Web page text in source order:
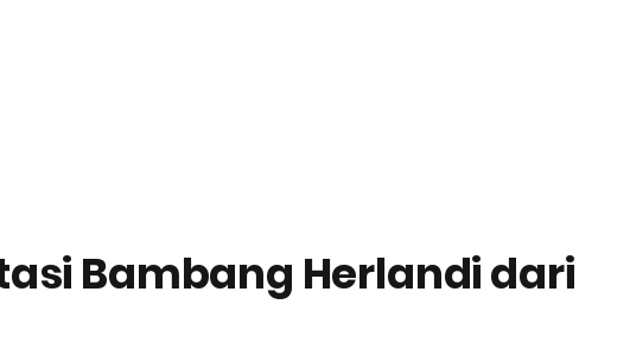
Bambang Herlandi dari